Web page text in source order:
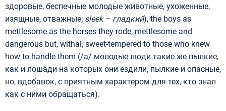
здоровые, беспечные молодые животные, ухоженные,
изящные, отважные; sleek – гладкий), the boys as
mettlesome as the horses they rode, mettlesome and
dangerous but, withal, sweet-tempered to those who knew
how to handle them (/а/ молодые люди такие же пылкие,
как и лошади на которых они ездили, пылкие и опасные,
но, вдобавок, с приятным характером для тех, кто знал
как с ними обращаться).